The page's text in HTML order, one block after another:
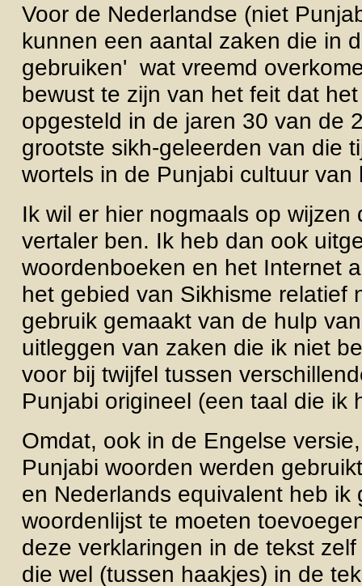
Voor de Nederlandse (niet
kunnen een aantal zaken die in
gebruiken' wat vreemd
bewust te zijn van het feit dat
opgesteld in de jaren 30 van de
grootste sikh-geleerden van die
wortels in de Punjabi cultuur van
Ik wil er hier nogmaals op
vertaler ben. Ik heb dan ook
woordenboeken en het Internet
het gebied van Sikhisme relatief
gebruik gemaakt van de hulp
uitleggen van zaken die ik niet
voor bij twijfel tussen
Punjabi origineel (een taal die ik
Omdat, ook in de Engelse
Punjabi woorden werden
en Nederlands equivalent heb
woordenlijst te moeten
deze verklaringen in de tekst
die wel (tussen haakjes) in de